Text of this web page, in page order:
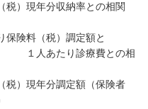
納率との相関
料（税）調定額と
費との相
現年分調定額（保険者